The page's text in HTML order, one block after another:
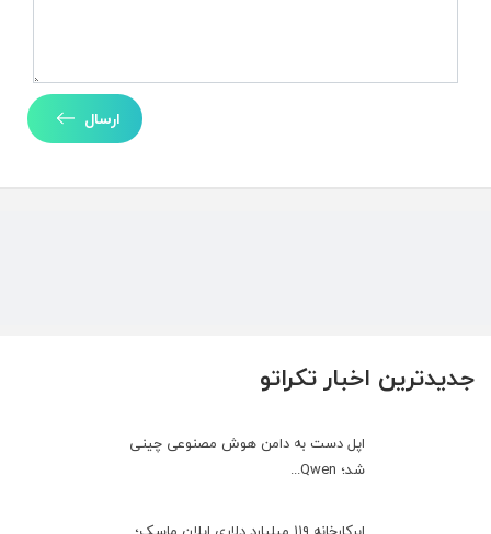
جدیدترین اخبار تکراتو
اپل دست به دامن هوش مصنوعی چینی
شد؛ Qwen...
ارسال